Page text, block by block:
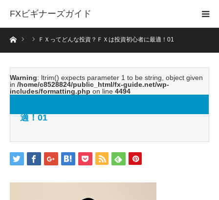
FXビギナーズガイド
ホーム ＦＸってどんな投資？ＦＸは投資初心者に最適！01
Warning: ltrim() expects parameter 1 to be string, object given
in /home/c8528824/public_html/fx-guide.net/wp-
includes/formatting.php on line 4494
適！01